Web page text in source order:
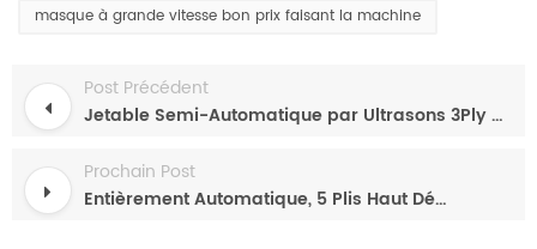
masque à grande vitesse bon prix faisant la machine
Post Précédent
Jetable Semi-Automatique par Ultrasons 3Ply Non-tissé Masque Faisant la Machine
Prochain Post
Entièrement Automatique, 5 Plis Haut Débit à Ultrasons KN95 N95 Masque Faisant la Machine